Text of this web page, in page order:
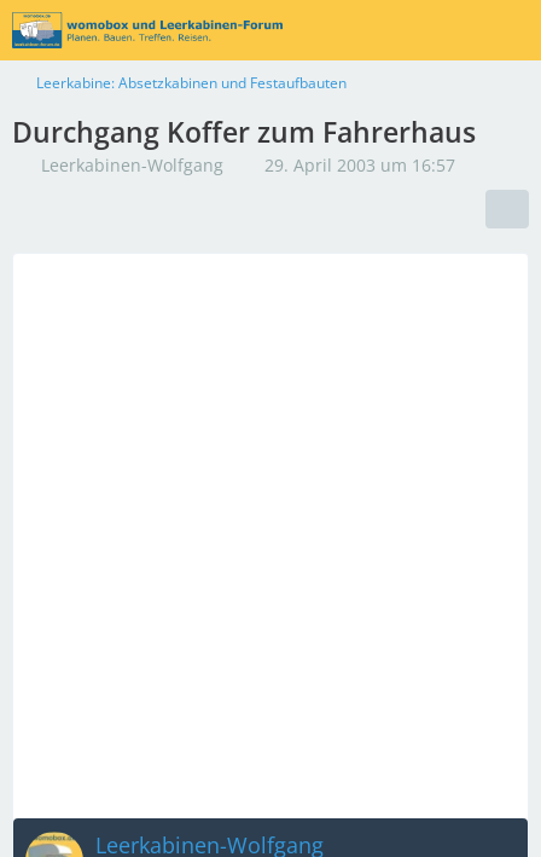
Leerkabine: Absetzkabinen und Festaufbauten
Durchgang Koffer zum Fahrerhaus
Leerkabinen-Wolfgang 29. April 2003 um 16:57
Leerkabinen-Wolfgang